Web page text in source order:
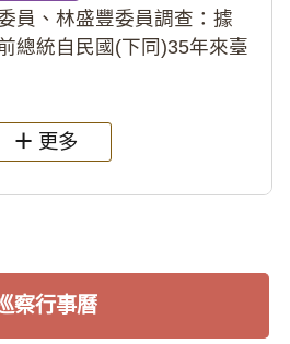
員、林盛豐委員調查：據
總統自民國(下同)35年來臺
總統府於89年間函請其家屬
更多
察行事曆